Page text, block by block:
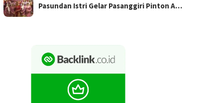
Pasundan Istri Gelar Pasanggiri Pinton A…